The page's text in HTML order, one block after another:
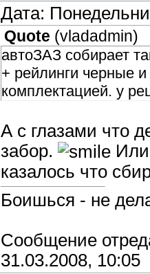
Дата:
Quote (vladadmin)
автоЗАЗ собирает
+ рейлинги черные
комплектацией. у
А с глазами что
забор.
казалось что
Боишься - не
Сообщение
31.03.2008, 10:05